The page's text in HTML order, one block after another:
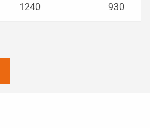
1240 930